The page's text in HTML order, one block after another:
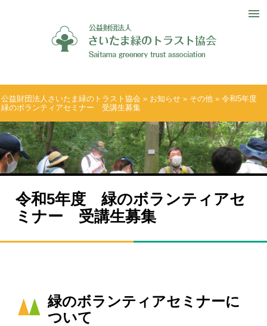
公益財団法人さいたま緑のトラスト協会 » お知らせ » その他 » 令和5年度
緑のボランティアセミナー 受講生募集
令和5年度 緑のボランティアセ
ミナー 受講生募集
緑のボランティアセミナーに
ついて